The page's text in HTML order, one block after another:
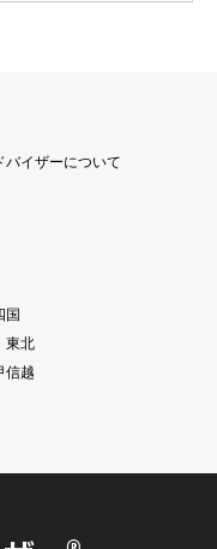
バイザーについて
国
東北
信越